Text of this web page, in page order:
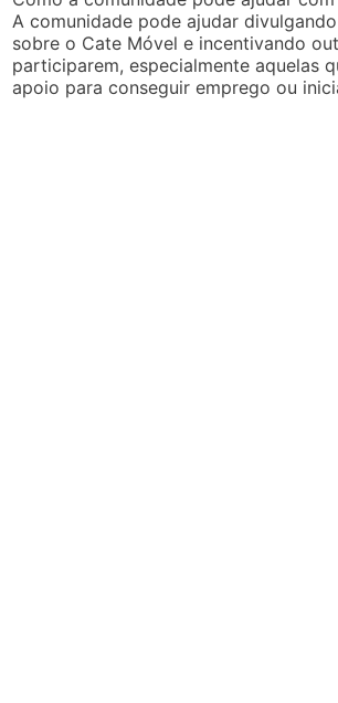
A comunidade pode ajudar
sobre o Cate Móvel e incentivando
participarem, especialmente aquelas
apoio para conseguir emprego ou